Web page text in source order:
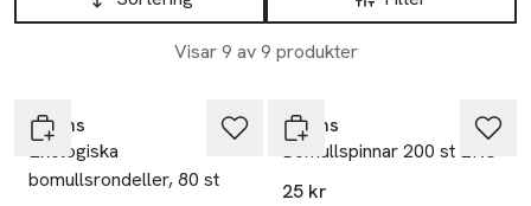
Visar 9 av 9 produkter
Åhléns
Ekologiska
bomullsrondeller, 80 st
Åhléns
Bomullspinnar 200 st EKO
25 kr